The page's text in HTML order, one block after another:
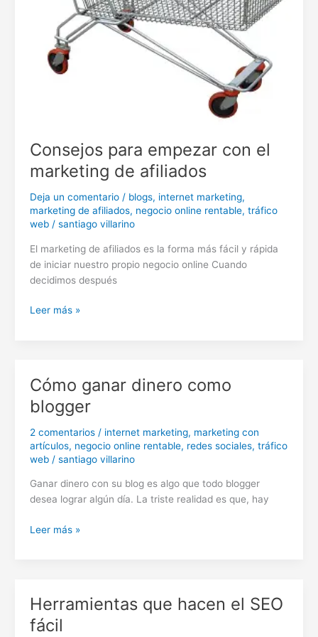
Consejos para empezar con el
marketing de afiliados
Deja un comentario / blogs, internet marketing,
marketing de afiliados, negocio online rentable, tráfico
web/ santiago villarino
El marketing de afiliados es la forma más fácil y rápida
de iniciar nuestro propio negocio online Cuando
decidimos después
Consejos
marketing
de
afiliados
Leer más »
Cómo ganar dinero como
blogger
2 comentarios / internet marketing, marketing con
artículos, negocio online rentable, redes sociales, tráfico
web/ santiago villarino
Ganar dinero con su blog es algo que todo blogger
desea lograr algún día. La triste realidad es que, hay
Cómo
Leer más »
Herramientas que hacen el SEO
fácil